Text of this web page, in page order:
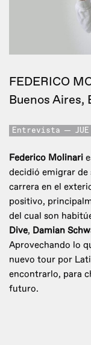
FEDERICO
Buenos Aires,
Entrevista
Federico Molinari
decidió emigrar de
carrera en el
positivo,
del cual son
Dive, Damian
Aprovechando lo
nuevo tour por
encontrarlo, para
futuro.